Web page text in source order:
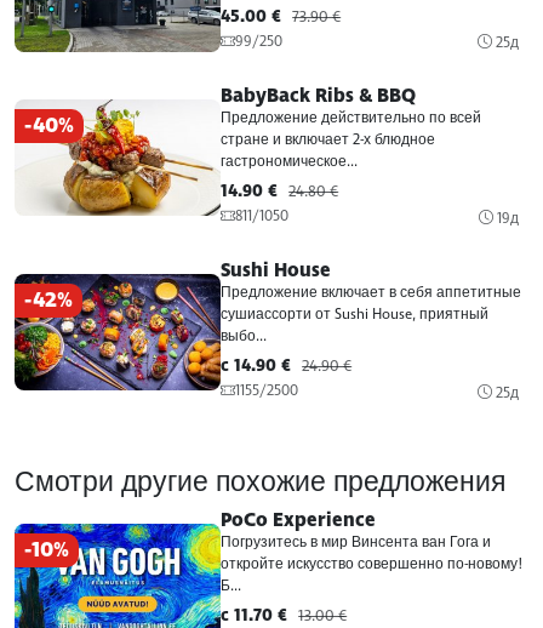
45.00 € 73.90 €
99/250
25д
-40%
BabyBack Ribs & BBQ
Предложение действительно по всей
стране и включает 2-х блюдное
гастрономическое...
14.90 € 24.80 €
811/1050
19д
-42%
Sushi House
Предложение включает в себя аппетитные
сушиассорти от Sushi House, приятный
выбо...
c 14.90 € 24.90 €
1155/2500
25д
Смотри другие похожие предложения
-10%
PoCo Experience
Погрузитесь в мир Винсента ван Гога и
откройте искусство совершенно по-новому!
Б...
c 11.70 € 13.00 €